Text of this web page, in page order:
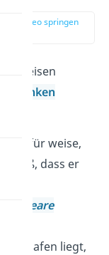
im Video springen
weisen
sich für weise,
weiß, dass er
im Hafen liegt,